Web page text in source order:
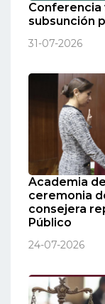
Conferencia
subsunción
31-07-2026
Academia
ceremonia
consejera
Público
24-07-2026